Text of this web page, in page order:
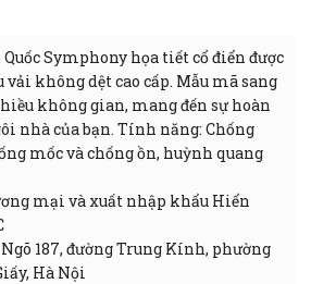
Symphony họa tiết cổ điển được
không dệt cao cấp. Mẫu mã sang
không gian, mang đến sự hoàn
nhà của bạn. Tính năng: Chống
mốc và chống ồn, huỳnh quang
mại và xuất nhập khẩu Hiển
Ngõ 187, đường Trung Kính, phường
Hà Nội